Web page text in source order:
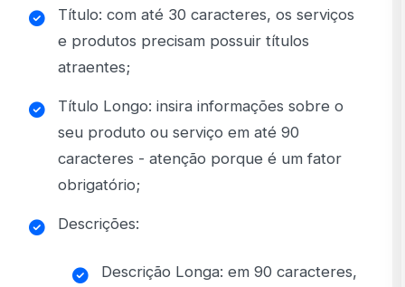
Título: com até 30 caracteres, os serviços
e produtos precisam possuir títulos
atraentes;
Título Longo: insira informações sobre o
seu produto ou serviço em até 90
caracteres - atenção porque é um fator
obrigatório;
Descrições:
Descrição Longa: em 90 caracteres,